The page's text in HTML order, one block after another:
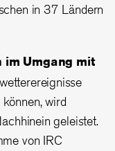
in 37 Ländern
im Umgang mit
wird
geleistet.
von IRC